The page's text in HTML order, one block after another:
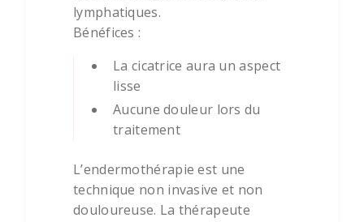
lymphatiques.
Bénéfices :
La cicatrice aura un aspect
lisse
Aucune douleur lors du
traitement
L’endermothérapie est une
technique non invasive et non
douloureuse. La thérapeute